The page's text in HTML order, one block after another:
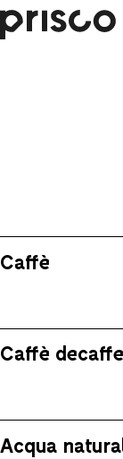
Caffè
Caffè
Acqua